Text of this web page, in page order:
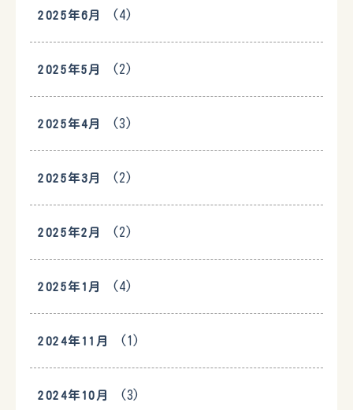
2025年6月 (4)
2025年5月 (2)
2025年4月 (3)
2025年3月 (2)
2025年2月 (2)
2025年1月 (4)
2024年11月 (1)
2024年10月 (3)